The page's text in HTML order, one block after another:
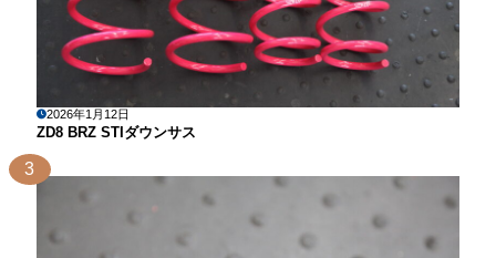
2026年1月12日
ZD8 BRZ STIダウンサス
3